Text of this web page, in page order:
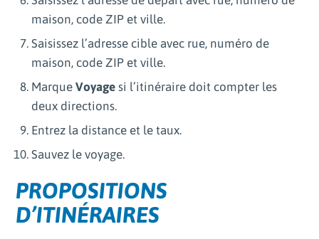
maison, code ZIP et ville.
Saisissez l’adresse cible avec rue, numéro de
maison, code ZIP et ville.
MarqueVoyage si l’itinéraire doit compter les
deux directions.
Entrez la distance et le taux.
Sauvez le voyage.
PROPOSITIONS
D’ITINÉRAIRES